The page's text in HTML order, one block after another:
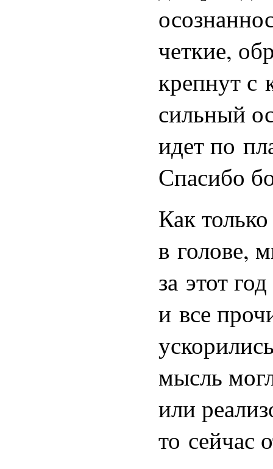
четкие,
крепнут с
сильный
идет по
Спасибо
Как
в голове,
за этот
и все
мысль
или
то сейчас